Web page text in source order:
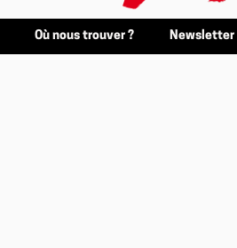
Où nous trouver ? Newsletter